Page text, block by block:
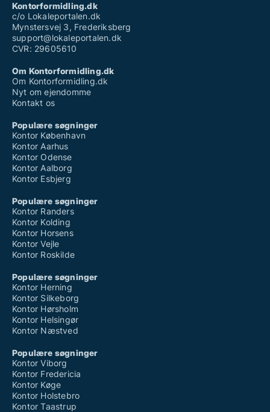
Kontorformidling.dk
c/o Lokaleportalen.dk
Mynstersvej 3, Frederiksberg
support@lokaleportalen.dk
CVR: 29605610
Om Kontorformidling.dk
Om Kontorformidling.dk
Nyt om ejendomme
Kontakt os
Populære søgninger
Kontor København
Kontor Aarhus
Kontor Odense
Kontor Aalborg
Kontor Esbjerg
Populære søgninger
Kontor Randers
Kontor Kolding
Kontor Horsens
Kontor Vejle
Kontor Roskilde
Populære søgninger
Kontor Herning
Kontor Silkeborg
Kontor Hørsholm
Kontor Helsingør
Kontor Næstved
Populære søgninger
Kontor Viborg
Kontor Fredericia
Kontor Køge
Kontor Holstebro
Kontor Taastrup